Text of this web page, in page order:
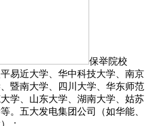
保举院校
易近大学、华中科技大学、南京
暨南大学、四川大学、华东师范
学、山东大学、湖南大学、姑苏
。五大发电集团公司（如华能、
；